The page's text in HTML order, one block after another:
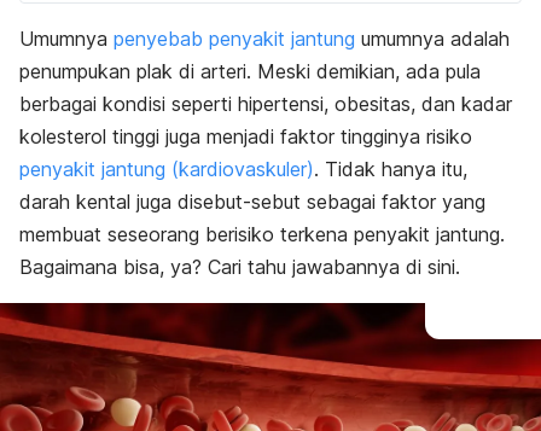
Umumnya penyebab penyakit jantung umumnya adalah
penumpukan plak di arteri. Meski demikian, ada pula
berbagai kondisi seperti hipertensi, obesitas, dan kadar
kolesterol tinggi juga menjadi faktor tingginya risiko
penyakit jantung (kardiovaskuler). Tidak hanya itu,
darah kental juga disebut-sebut sebagai faktor yang
membuat seseorang berisiko terkena penyakit jantung.
Bagaimana bisa, ya? Cari tahu jawabannya di sini.